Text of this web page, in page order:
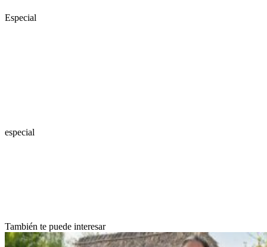
Especial
especial
También te puede interesar